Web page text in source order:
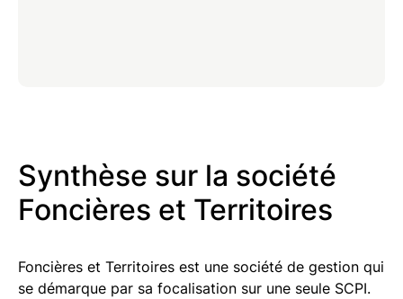
Synthèse sur la société
Foncières et Territoires
Foncières et Territoires est une société de gestion qui
se démarque par sa focalisation sur une seule SCPI.